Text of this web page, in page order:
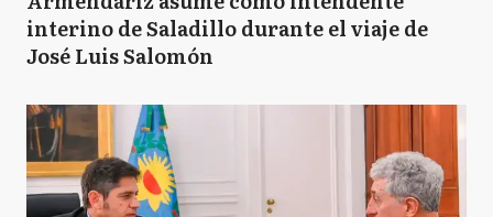
interino de Saladillo durante el viaje de
José Luis Salomón